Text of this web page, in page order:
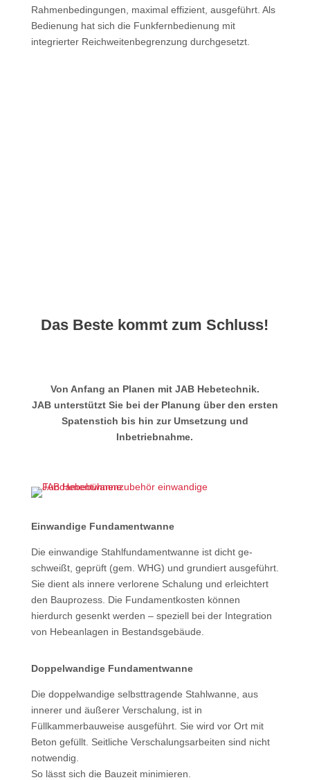
Rahmenbedingungen, maximal effizient, ausgeführt. Als
Bedienung hat sich die Funkfern­bedienung mit
integrierter Reich­weitenbegrenzung durchgesetzt.
Das Beste kommt zum Schluss!
Von Anfang an Planen mit JAB Hebetechnik.
JAB unterstützt Sie bei der Planung über den ersten
Spatenstich bis hin zur Umsetzung und
Inbetriebnahme.
Einwandige Fundamentwanne
Die einwandige Stahl­funda­mentwanne ist dicht ge­
schweißt, geprüft (gem. WHG) und grundiert ausgeführt.
Sie dient als innere verlorene Schalung und er­leichtert
den Bauprozess. Die Funda­ment­kosten können
hierdurch gesenkt werden – speziell bei der Integration
von Hebe­anlagen in Bestands­gebäude.
Doppelwandige Fundamentwanne
Die doppelwandige selbsttragende Stahlwanne, aus
innerer und äußerer Verschalung, ist in
Füllkammerbauweise ausgeführt. Sie wird vor Ort mit
Beton gefüllt. Seitliche Verschalungsarbeiten sind nicht
notwendig.
So lässt sich die Bauzeit minimieren.